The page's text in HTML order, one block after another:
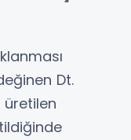
Dt.
üretilen